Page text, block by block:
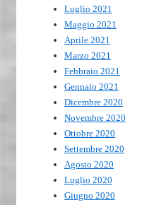
Luglio 2021
Maggio 2021
Aprile 2021
Marzo 2021
Febbraio 2021
Gennaio 2021
Dicembre 2020
Novembre 2020
Ottobre 2020
Settembre 2020
Agosto 2020
Luglio 2020
Giugno 2020